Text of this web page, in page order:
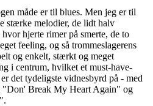
måde er til blues. Men jeg er til
stærke melodier, de lidt halv
hjerte rimer på smerte, de to
feeling, og så trommeslagerens
og enkelt, stærkt og meget
i centrum, hvilket et must-have-
det tydeligste vidnesbyrd på - med
"Don' Break My Heart Again" og